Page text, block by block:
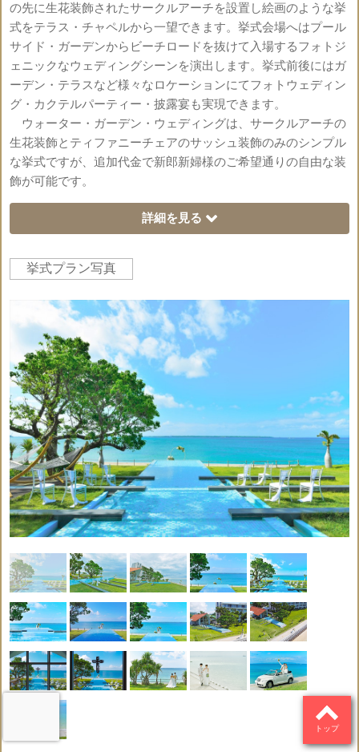
トップ
の先に生花装飾されたサークルアーチを設置し絵画のような挙
式をテラス・チャペルから一望できます。挙式会場へはプール
サイド・ガーデンからビーチロードを抜けて入場するフォトジ
ェニックなウェディングシーンを演出します。挙式前後にはガ
ーデン・テラスなど様々なロケーションにてフォトウェディン
グ・カクテルパーティー・披露宴も実現できます。
ウォーター・ガーデン・ウェディングは、サークルアーチの
生花装飾とティファニーチェアのサッシュ装飾のみのシンプル
な挙式ですが、追加代金で新郎新婦様のご希望通りの自由な装
飾が可能です。
詳細を見る
会場
使用
料
○
結婚
証明
書
○
ドレ
ス
×
ルカ
ムボ
ード
○
DVD
撮影
×
会場
装飾
○
式次
第
×
タキ
シー
ド
×
フラ
ワー
シャ
ワー
○
ドレ
ス小
物一
式
×
支度
部屋
ブー
ケ
ヘア
ク
乾杯
ンク
パー
ー
牧師
祭or
司式
者
×
ブー
トニ
ア
× 送迎 ×
ケー
キ
×
ラン
チor
ディ
ナー
音楽
演奏
○
日本人
コーデ
ィネー
○
リン
グピ
ロー
○
撮影
×
ギフ
ト
記号説明
挙式代金に含まれている
挙式代金に含まれていな
挙式プラン写真